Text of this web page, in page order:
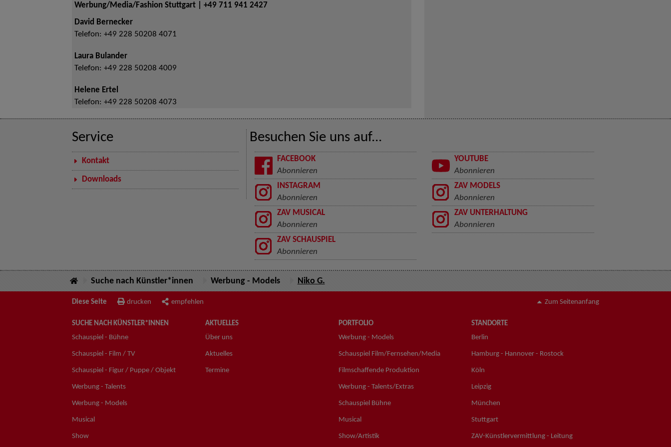
Werbung/Media/Fashion Stuttgart | +49 711 941 2427
David Bernecker
Telefon: +49 228 50208 4071
Laura Bulander
Telefon: +49 228 50208 4009
Helene Ertel
Telefon: +49 228 50208 4073
Service
Kontakt
Downloads
Besuchen Sie uns auf...
FACEBOOK
Abonnieren
YOUTUBE
Abonnieren
INSTAGRAM
Abonnieren
ZAV MODELS
Abonnieren
ZAV MUSICAL
Abonnieren
ZAV UNTERHALTUNG
Abonnieren
ZAV SCHAUSPIEL
Abonnieren
Suche nach Künstler*innen Werbung - Models Niko G.
Diese Seite drucken empfehlen Zum Seitenanfang
SUCHE NACH KÜNSTLER*INNEN
Schauspiel - Bühne
Schauspiel - Film / TV
Schauspiel - Figur / Puppe / Objekt
Werbung - Talents
Werbung - Models
Musical
Show
AKTUELLES
Über uns
Aktuelles
Termine
PORTFOLIO
Werbung - Models
Schauspiel Film/Fernsehen/Media
Filmschaffende Produktion
Werbung - Talents/Extras
Schauspiel Bühne
Musical
Show/Artistik
STANDORTE
Berlin
Hamburg - Hannover - Rostock
Köln
Leipzig
München
Stuttgart
ZAV-Künstlervermittlung - Leitung